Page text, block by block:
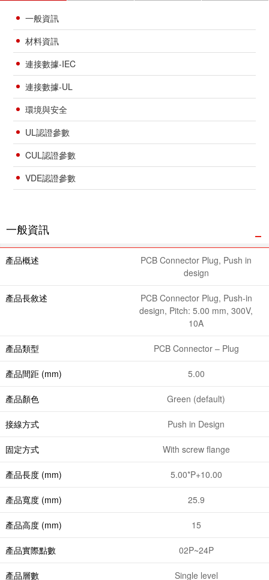
一般資訊
材料資訊
連接數據-IEC
連接數據-UL
環境與安全
UL認證參數
CUL認證參數
VDE認證參數
一般資訊
產品概述
PCB Connector Plug, Push in
design
產品長敘述
PCB Connector Plug, Push-in
design, Pitch: 5.00 mm, 300V,
10A
產品類型 PCB Connector – Plug
產品間距 (mm) 5.00
產品顏色 Green (default)
接線方式 Push in Design
固定方式 With screw flange
產品長度 (mm) 5.00*P+10.00
產品寬度 (mm) 25.9
產品高度 (mm) 15
產品實際點數 02P~24P
產品層數 Single level